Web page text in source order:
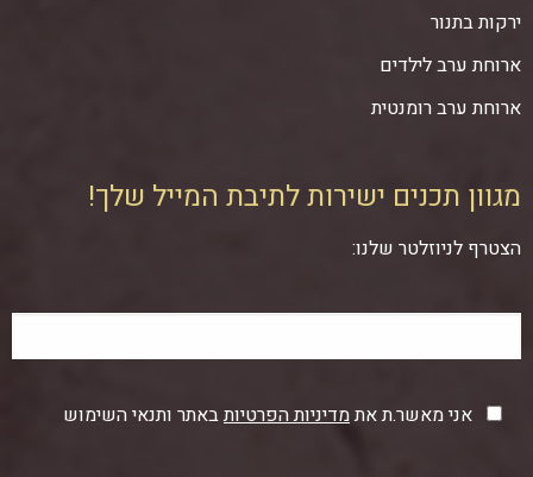
ירקות בתנור
ארוחת ערב לילדים
ארוחת ערב רומנטית
מגוון תכנים ישירות לתיבת המייל שלך!
הצטרף לניוזלטר שלנו:
אני מאשר.ת אתמדיניות הפרטיותבאתר ותנאי השימוש